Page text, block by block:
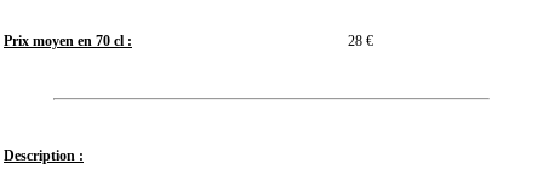
Prix moyen en 70 cl : 28 €
Description :